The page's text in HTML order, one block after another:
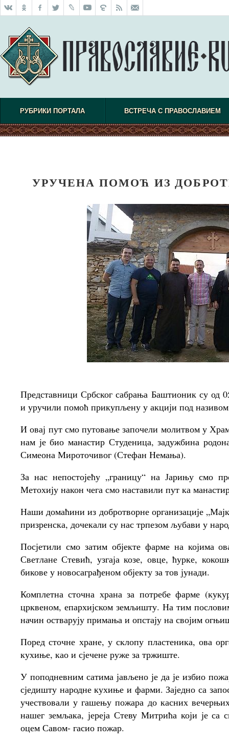
РУБРИКИ ПОРТАЛА ВСТРЕЧА С ПРАВОСЛАВИЕМ
УРУЧЕНА ПОМОЋ ИЗ
Предстaвници Србског сабрања Баштионик су од
и уручили помоћ прикупљену у акцији под
И овај пут смо путовање започели молитвом у
нам је био манастир Студеница, задужбина
Симеона Мироточивог (Стефан Немања).
За нас непостојећу „границу“ на Јарињу смо
Метохију након чега смо наставили пут ка
Наши домаћини из добротворне организације
призренска, дочекали су нас трпезом љубави у
Посјетили смо затим објекте фарме на којима
Светлане Стевић, узгаја козе, овце, ћурке,
бикове у новосаграђеном објекту за тов јунади.
Комплетна сточна храна за потребе фарме
црквеном, епархијском земљишту. На тим
начин остварују примања и опстају на својим
Поред сточне хране, у склопу пластеника, ова
кухиње, као и сјечене руже за тржиште.
У поподневним сатима јављено је да је избио
сједишту народне кухиње и фарми. Заједно са
учествовали у гашењу пожара до касних
нашег земљака, јереја Стеву Митрића који је
оцем Савом- гасио пожар.